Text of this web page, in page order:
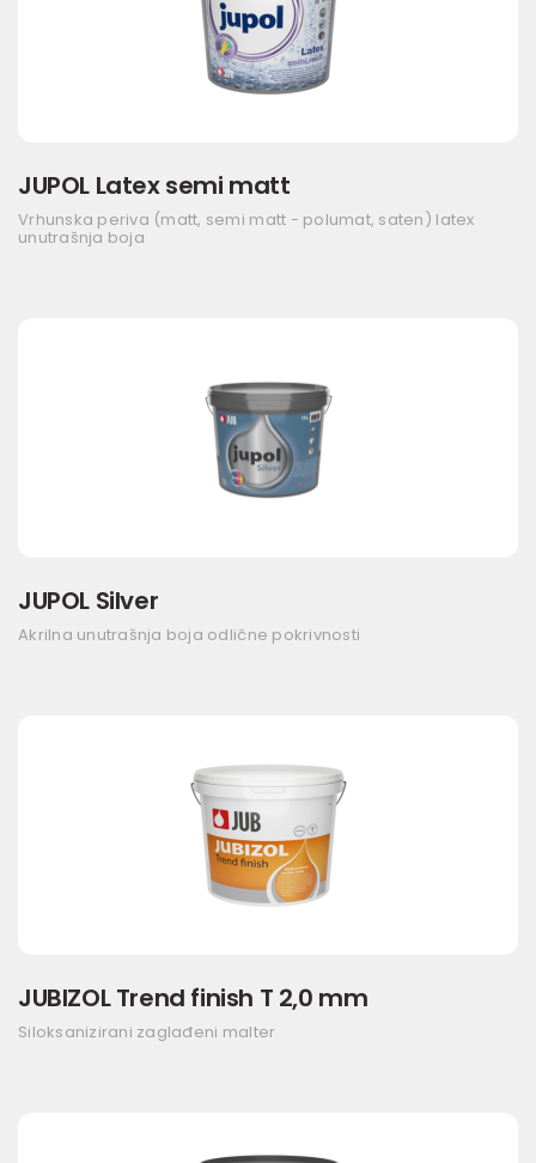
JUPOL Latex semi matt
Vrhunska periva (matt, semi matt - polumat, saten) latex
unutrašnja boja
JUPOL Silver
Akrilna unutrašnja boja odlične pokrivnosti
JUBIZOL Trend finish T 2,0 mm
Siloksanizirani zaglađeni malter